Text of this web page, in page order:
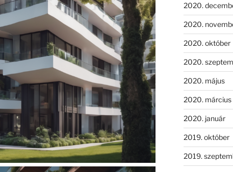
2020.
2020.
2020. október
2020.
2020. május
2020. március
2020. január
2019. október
2019.